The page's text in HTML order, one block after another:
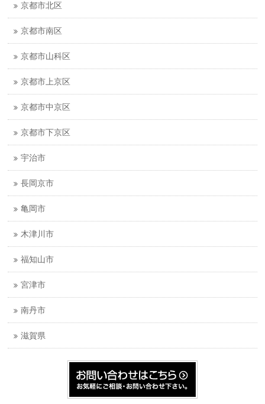
京都市北区
京都市南区
京都市山科区
京都市上京区
京都市中京区
京都市下京区
宇治市
長岡京市
亀岡市
木津川市
福知山市
宮津市
南丹市
滋賀県